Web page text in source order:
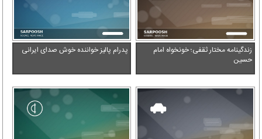
زندگینامه مختار ثقفی؛ خونخواه امام
حسین
پدرام پالیز خواننده خوش صدای ایرانی